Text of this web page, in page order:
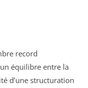
record
équilibre entre la
d’une structuration